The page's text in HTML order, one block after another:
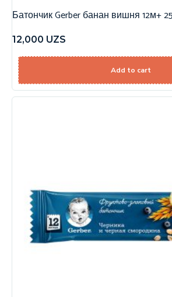
Батончик Gerber банан вишня 12м+
12,000 UZS
Add to cart